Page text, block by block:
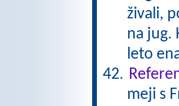
živali,
na jug.
leto
meji s